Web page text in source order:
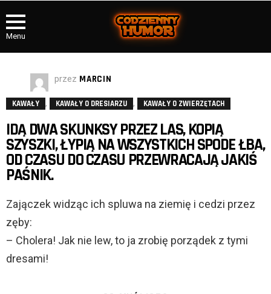
Menu
przez MARCIN
KAWAŁY , KAWAŁY O DRESIARZU , KAWAŁY O ZWIERZĘTACH
IDĄ DWA SKUNKSY PRZEZ LAS, KOPIĄ
SZYSZKI, ŁYPIĄ NA WSZYSTKICH SPODE ŁBA,
OD CZASU DO CZASU PRZEWRACAJĄ JAKIŚ
PAŚNIK.
Zajączek widząc ich spluwa na ziemię i cedzi przez
zęby:
– Cholera! Jak nie lew, to ja zrobię porządek z tymi
dresami!